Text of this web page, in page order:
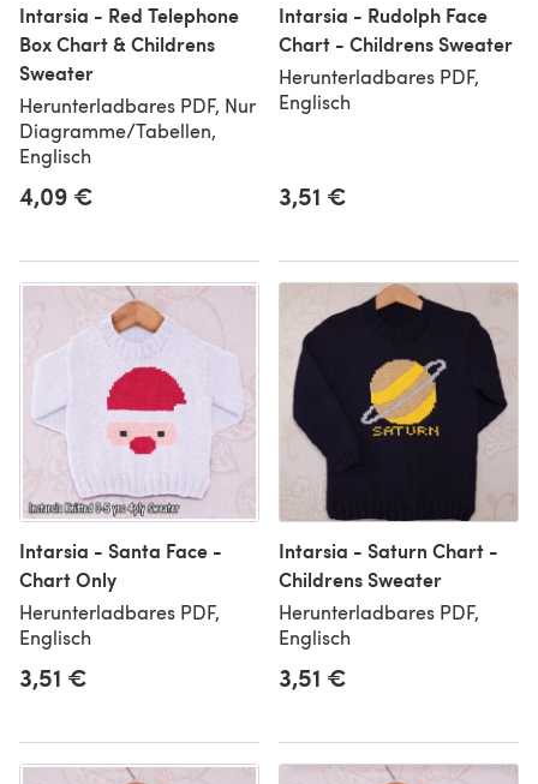
Intarsia - Red Telephone
Box Chart & Childrens
Sweater
Herunterladbares PDF, Nur
Diagramme/Tabellen,
Englisch
4,09 €
Intarsia - Rudolph Face
Chart - Childrens Sweater
Herunterladbares PDF,
Englisch
3,51 €
Intarsia - Santa Face -
Chart Only
Herunterladbares PDF,
Englisch
3,51 €
Intarsia - Saturn Chart -
Childrens Sweater
Herunterladbares PDF,
Englisch
3,51 €